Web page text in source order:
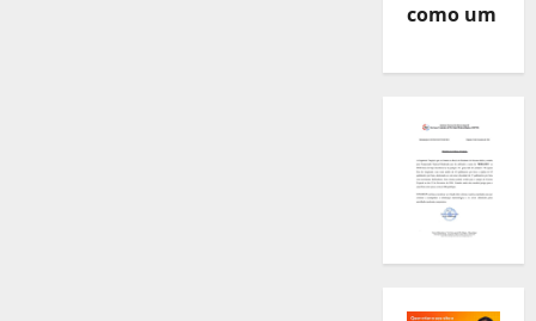
como um